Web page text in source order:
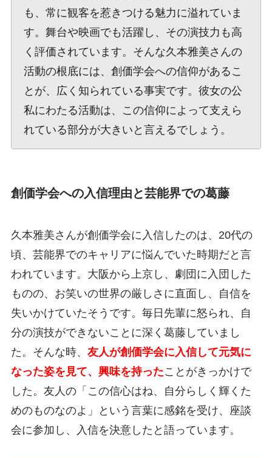
も、常に観客を惹きつける魅力に溢れていま
す。舞台や映画でも活躍し、その演技力も高
く評価されています。そんな久本雅美さんの
活動の根底には、創価学会への信仰があるこ
とが、広く知られている事実です。彼女の公
私にわたる活動は、この信仰によって支えら
れている部分が大きいと言えるでしょう。
創価学会への入信理由と芸能界での葛藤
久本雅美さんが創価学会に入信したのは、20代の
頃、芸能界でのキャリアに悩んでいた時期だと言
われています。大阪から上京し、劇団に入団した
ものの、お笑いの世界の厳しさに直面し、自信を
失いかけていたそうです。毎日先輩に怒られ、自
分の演技ができないことに深く葛藤していまし
た。そんな時、 友人が創価学会に入信して元気に
なった姿を見て、興味を持ったことがきっかけで
した。友人の「この信心はね、自分らしく輝くた
めのものなのよ」という言葉に感銘を受け、座談
会に参加し、入信を決意したと語っています。